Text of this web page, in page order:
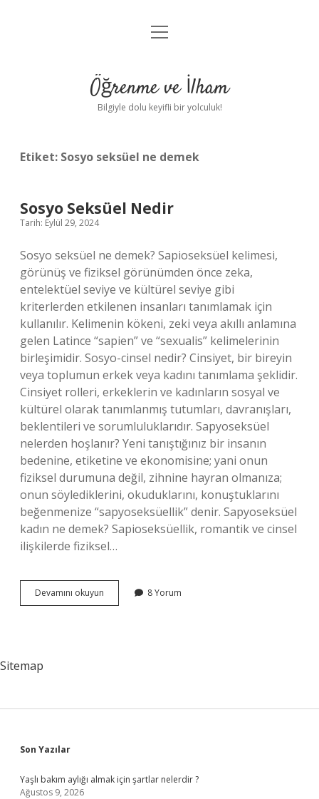
Anasayfa
Yasal Uyarı
menüyü
Öğrenme ve İlham
Bilgiyle dolu keyifli bir yolculuk!
Etiket: Sosyo seksüel ne demek
Sosyo Seksüel Nedir
Tarih: Eylül 29, 2024
Sosyo seksüel ne demek? Sapioseksüel kelimesi,
görünüş ve fiziksel görünümden önce zeka,
entelektüel seviye ve kültürel seviye gibi
kriterlerden etkilenen insanları tanımlamak için
kullanılır. Kelimenin kökeni, zeki veya akıllı anlamına
gelen Latince “sapien” ve “sexualis” kelimelerinin
birleşimidir. Sosyo-cinsel nedir? Cinsiyet, bir bireyin
veya toplumun erkek veya kadını tanımlama şeklidir.
Cinsiyet rolleri, erkeklerin ve kadınların sosyal ve
kültürel olarak tanımlanmış tutumları, davranışları,
beklentileri ve sorumluluklarıdır. Sapyoseksüel
nelerden hoşlanır? Yeni tanıştığınız bir insanın
bedenine, etiketine ve ekonomisine; yani onun
fiziksel durumuna değil, zihnine hayran olmanıza;
onun söylediklerini, okuduklarını, konuştuklarını
beğenmenize “sapyoseksüellik” denir. Sapyoseksüel
kadın ne demek? Sapioseksüellik, romantik ve cinsel
ilişkilerde fiziksel…
Devamını okuyun
Seksüel
8 Yorum
Sitemap
Sidebar
Son Yazılar
Yaşlı bakım aylığı almak için şartlar nelerdir ?
Ağustos 9, 2026